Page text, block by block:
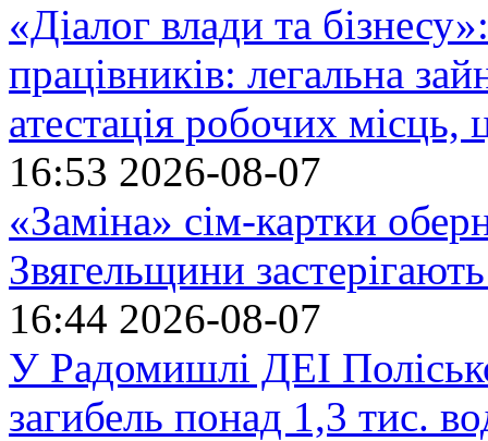
«Діалог влади та
працівників: легальна
атестація робочих місць,
16:53 2026-08-07
«Заміна» сім-картки
Звягельщини
16:44 2026-08-07
У Радомишлі ДЕІ
загибель понад 1,3 тис.